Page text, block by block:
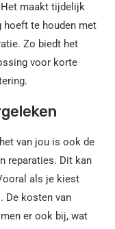
maakt tijdelijk
hoeft te houden met
Zo biedt het
voor korte
van jou is ook de
reparaties. Dit kan
als je kiest
De kosten van
er ook bij, wat